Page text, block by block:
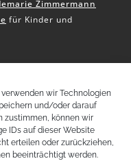
wir Technologien
und/oder darauf
zustimmen, können wir
IDs auf dieser Website
erteilen oder zurückziehen,
beeinträchtigt werden.
Zimmermann
für Kinder und